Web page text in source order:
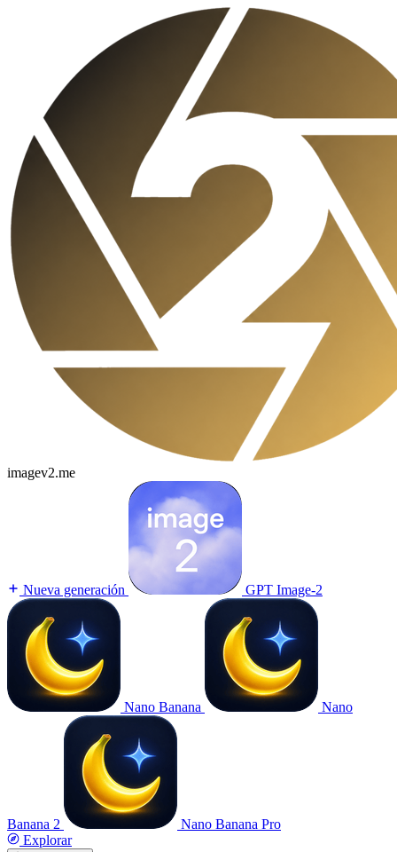
imagev2.me
Nueva generación GPT Image-2
Nano Banana Nano
Banana 2
Nano Banana Pro
Explorar